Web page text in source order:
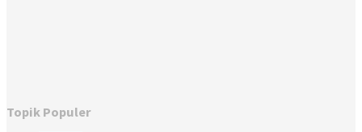
Topik Populer